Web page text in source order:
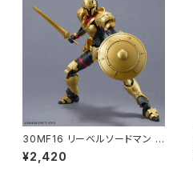
30MF16 リーベルソードマン プ
ラモデル（新品 在庫品）
¥2,420